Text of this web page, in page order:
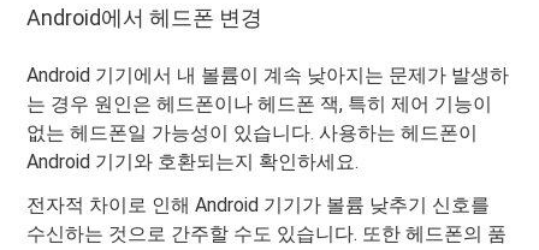
Android에서 헤드폰 변경
Android 기기에서 내 볼륨이 계속 낮아지는 문제가 발생하
는 경우 원인은 헤드폰이나 헤드폰 잭, 특히 제어 기능이
없는 헤드폰일 가능성이 있습니다. 사용하는 헤드폰이
Android 기기와 호환되는지 확인하세요.
전자적 차이로 인해 Android 기기가 볼륨 낮추기 신호를
수신하는 것으로 간주할 수도 있습니다. 또한 헤드폰의 품